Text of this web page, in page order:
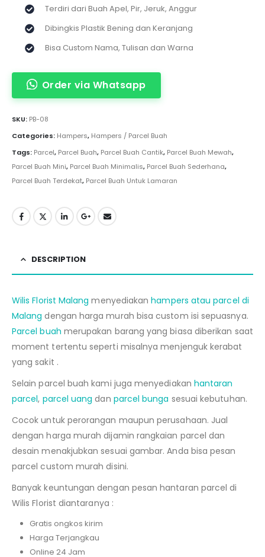
Terdiri dari Buah Apel, Pir, Jeruk, Anggur
Dibingkis Plastik Bening dan Keranjang
Bisa Custom Nama, Tulisan dan Warna
Order via Whatsapp
SKU: PB-08
Categories: Hampers, Hampers / Parcel Buah
Tags: Parcel, Parcel Buah, Parcel Buah Cantik, Parcel Buah Mewah,
Parcel Buah Mini, Parcel Buah Minimalis, Parcel Buah Sederhana,
Parcel Buah Terdekat, Parcel Buah Untuk Lamaran
DESCRIPTION
Wilis Florist Malang menyediakanhampers atau parcel di
Malang dengan harga murah bisa custom isi sepuasnya.
Parcel buah merupakan barang yang biasa diberikan saat
moment tertentu seperti misalnya menjenguk kerabat
yang sakit .
Selain parcel buah kami juga menyediakan hantaran
parcel, parcel uang dan parcel bunga sesuai kebutuhan.
Cocok untuk perorangan maupun perusahaan. Jual
dengan harga murah dijamin rangkaian parcel dan
desain menakjubkan sesuai gambar. Anda bisa pesan
parcel custom murah disini.
Banyak keuntungan dengan pesan hantaran parcel di
Wilis Florist diantaranya :
Gratis ongkos kirim
Harga Terjangkau
Online 24 Jam